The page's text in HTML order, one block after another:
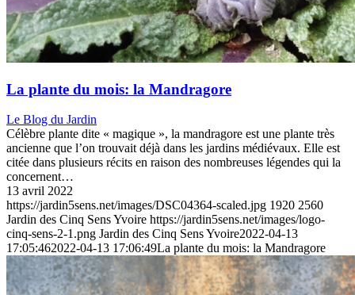
La plante du mois: la Mandragore
Le Blog du Jardin
Célèbre plante dite « magique », la mandragore est une plante très
ancienne que l’on trouvait déjà dans les jardins médiévaux. Elle est
citée dans plusieurs récits en raison des nombreuses légendes qui la
concernent…
13 avril 2022
https://jardin5sens.net/images/DSC04364-scaled.jpg 1920 2560
Jardin des Cinq Sens Yvoire https://jardin5sens.net/images/logo-
cinq-sens-2-1.png Jardin des Cinq Sens Yvoire2022-04-13
17:05:462022-04-13 17:06:49La plante du mois: la Mandragore